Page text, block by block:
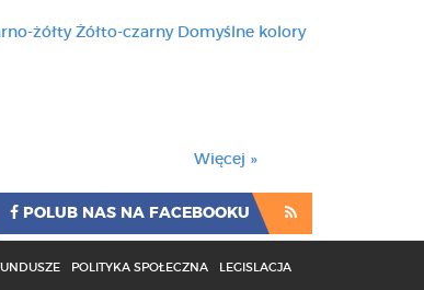
żółty Żółto-czarny Domyślne kolory
Więcej »
POLUB NAS NA FACEBOOKU
POLITYKA SPOŁECZNA LEGISLACJA